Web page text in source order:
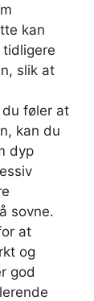
kan
slik at
du føler at
kan du
dyp
sovne.
at
og
god